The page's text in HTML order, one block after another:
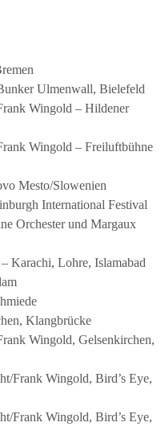
Ulmenwall, Bielefeld
Wingold – Hildener
Wingold – Freiluftbühne
Mesto/Slowenien
International Festival
Orchester und Margaux
Karachi, Lohre, Islamabad
Klangbrücke
Wingold, Gelsenkirchen,
Frank Wingold, Bird’s Eye,
Frank Wingold, Bird’s Eye,